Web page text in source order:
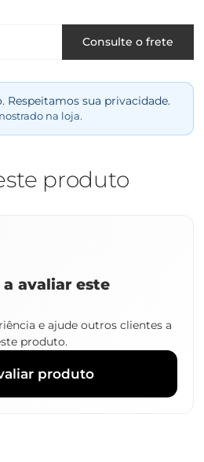
Consulte o frete
Respeitamos sua privacidade.
na loja.
produto
avaliar este
e ajude outros clientes a
produto.
produto